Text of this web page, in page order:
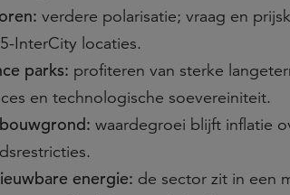
verdere polarisatie; vraag en
InterCity locaties.
parks: profiteren van sterke
en technologische soevereiniteit.
waardegroei blijft inflatie
energie: de sector zit in een